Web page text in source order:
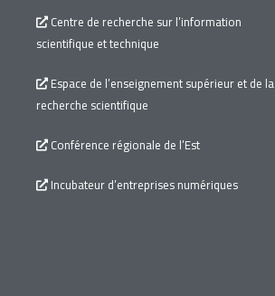
Centre de recherche sur l’information
scientifique et technique
Espace de l’enseignement supérieur et de la
recherche scientifique
Conférence régionale de l’Est
Incubateur d’entreprises numériques